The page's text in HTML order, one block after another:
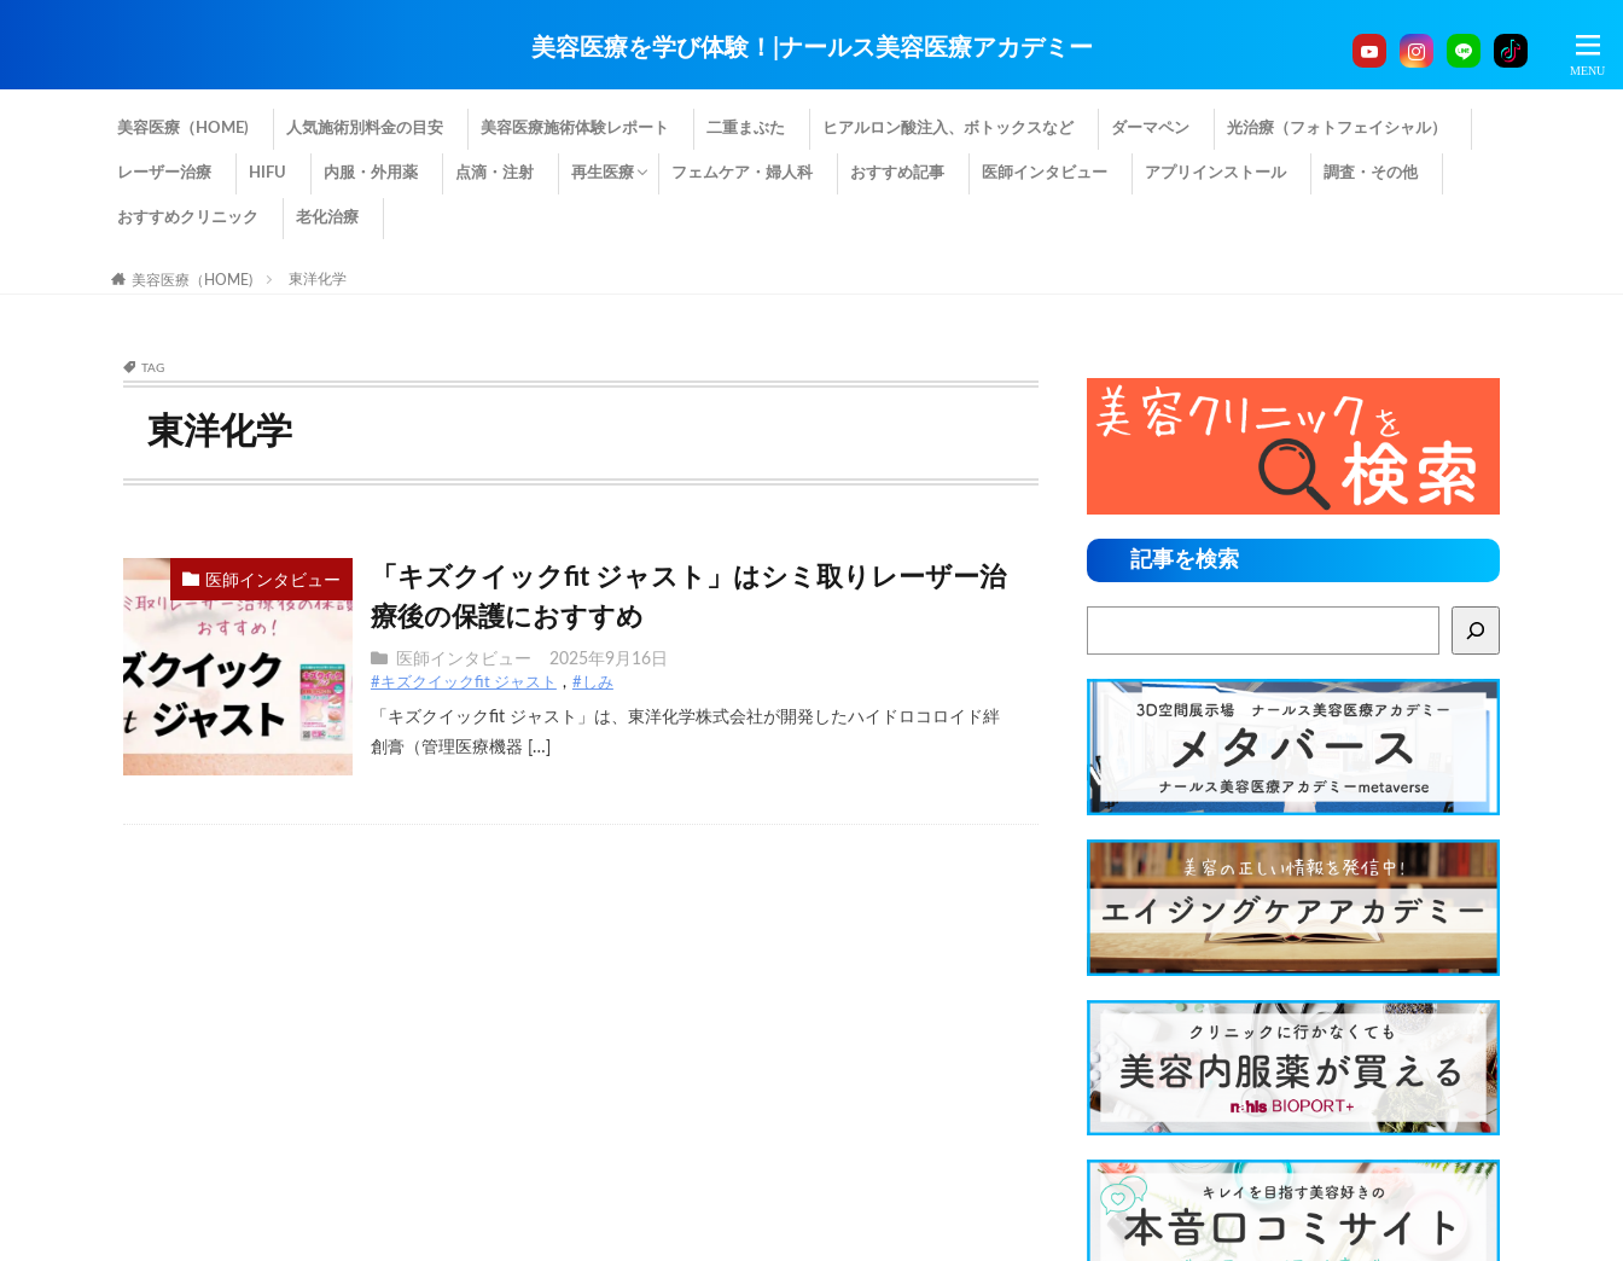
美容医療を学び体験！|ナールス美容医療アカデミー
美容医療（HOME) 人気施術別料金の目安 美容医療施術体験レポート 二重まぶた ヒアルロン酸注入、ボトックスなど ダーマペン 光治療（フォトフェイシャル）
レーザー治療 HIFU 内服・外用薬 点滴・注射 再生医療 フェムケア・婦人科 おすすめ記事 医師インタビュー アプリインストール 調査・その他
おすすめクリニック 老化治療
美容医療（HOME) 東洋化学
TAG
東洋化学
医師インタビュー
「キズクイックfit ジャスト」はシミ取りレーザー治
療後の保護におすすめ
医師インタビュー 2025年9月16日
#キズクイックfit ジャスト #しみ
「キズクイックfit ジャスト」は、東洋化学株式会社が開発したハイドロコロイド絆
創膏（管理医療機器 […]
記事を検索